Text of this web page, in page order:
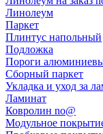
Линолеум
Паркет
Плинтус напольный
Подложка
Пороги
Сборный паркет
Укладка и уход за
Ламинат
Ковролин no@
Модульное